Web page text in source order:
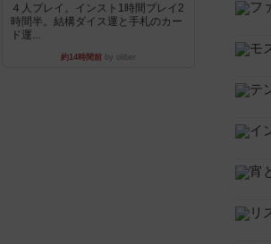
４人プレイ。インスト1時間プレイ2
時間半。結構ダイス運と手札のカー
ド運...
約14時間前 by oliber